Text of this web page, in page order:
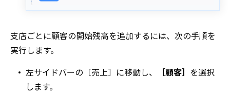
支店ごとに顧客の開始残高を追加するには、次の手順を
実行します。
左サイドバーの ［売上］ に移動し、 ［顧客］ を選択
します。